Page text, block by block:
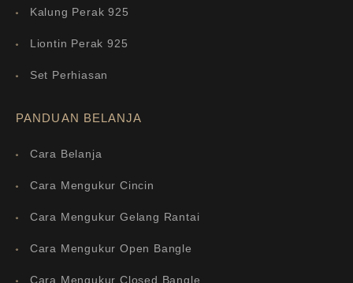
Kalung Perak 925
Liontin Perak 925
Set Perhiasan
PANDUAN BELANJA
Cara Belanja
Cara Mengukur Cincin
Cara Mengukur Gelang Rantai
Cara Mengukur Open Bangle
Cara Mengukur Closed Bangle